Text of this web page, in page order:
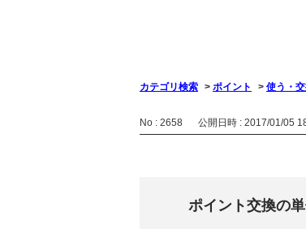
カテゴリ検索 > ポイント > 使う・
No : 2658 公開日時 : 2017/01/05
ポイント交換の